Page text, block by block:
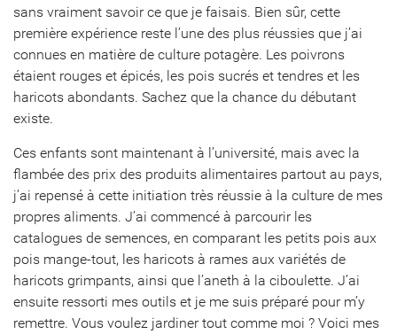
sans vraiment savoir ce que je faisais. Bien sûr, cette
première expérience reste l’une des plus réussies que j’ai
connues en matière de culture potagère. Les poivrons
étaient rouges et épicés, les pois sucrés et tendres et les
haricots abondants. Sachez que la chance du débutant
existe.
Ces enfants sont maintenant à l’université, mais avec la
flambée des prix des produits alimentaires partout au pays,
j’ai repensé à cette initiation très réussie à la culture de mes
propres aliments. J’ai commencé à parcourir les
catalogues de semences, en comparant les petits pois aux
pois mange-tout, les haricots à rames aux variétés de
haricots grimpants, ainsi que l’aneth à la ciboulette. J’ai
ensuite ressorti mes outils et je me suis préparé pour m’y
remettre. Vous voulez jardiner tout comme moi ? Voici mes